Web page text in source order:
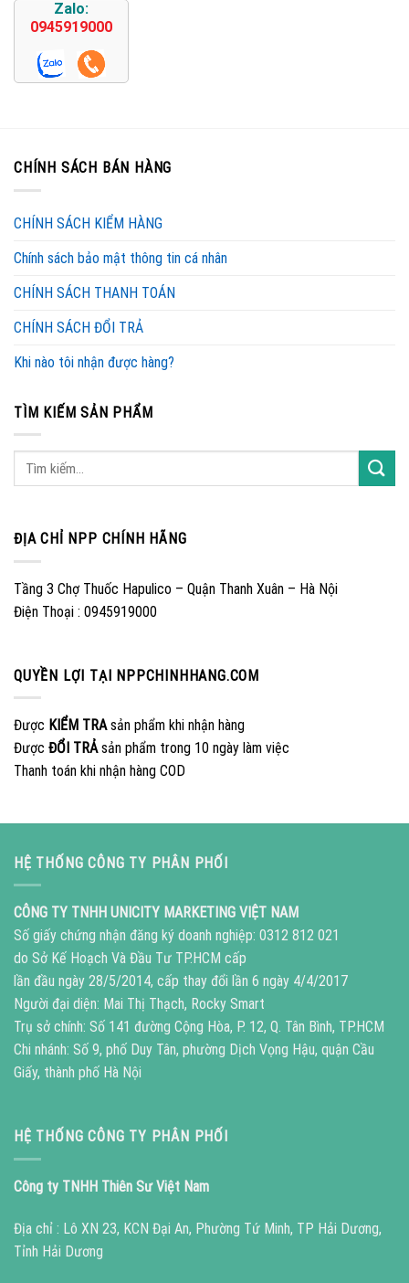
Zalo:
0945919000
CHÍNH SÁCH BÁN HÀNG
CHÍNH SÁCH KIỂM HÀNG
Chính sách bảo mật thông tin cá nhân
CHÍNH SÁCH THANH TOÁN
CHÍNH SÁCH ĐỔI TRẢ
Khi nào tôi nhận được hàng?
TÌM KIẾM SẢN PHẨM
ĐỊA CHỈ NPP CHÍNH HÃNG
Tầng 3 Chợ Thuốc Hapulico – Quận Thanh Xuân – Hà Nội
Điện Thoại : 0945919000
QUYỀN LỢI TẠI NPPCHINHHANG.COM
Được KIỂM TRAsản phẩm khi nhận hàng
Được ĐỔI TRẢsản phẩm trong 10 ngày làm việc
Thanh toán khi nhận hàng COD
HỆ THỐNG CÔNG TY PHÂN PHỐI
CÔNG TY TNHH UNICITY MARKETING VIỆT NAM
Số giấy chứng nhận đăng ký doanh nghiệp: 0312 812 021
do Sở Kế Hoạch Và Đầu Tư TP.HCM cấp
lần đầu ngày 28/5/2014, cấp thay đổi lần 6 ngày 4/4/2017
Người đại diện: Mai Thị Thạch, Rocky Smart
Trụ sở chính: Số 141 đường Cộng Hòa, P. 12, Q. Tân Bình, TP.HCM
Chi nhánh: Số 9, phố Duy Tân, phường Dịch Vọng Hậu, quận Cầu
Giấy, thành phố Hà Nội
HỆ THỐNG CÔNG TY PHÂN PHỐI
Công ty TNHH Thiên Sư Việt Nam
Địa chỉ : Lô XN 23, KCN Đại An, Phường Tứ Minh, TP Hải Dương,
Tỉnh Hải Dương